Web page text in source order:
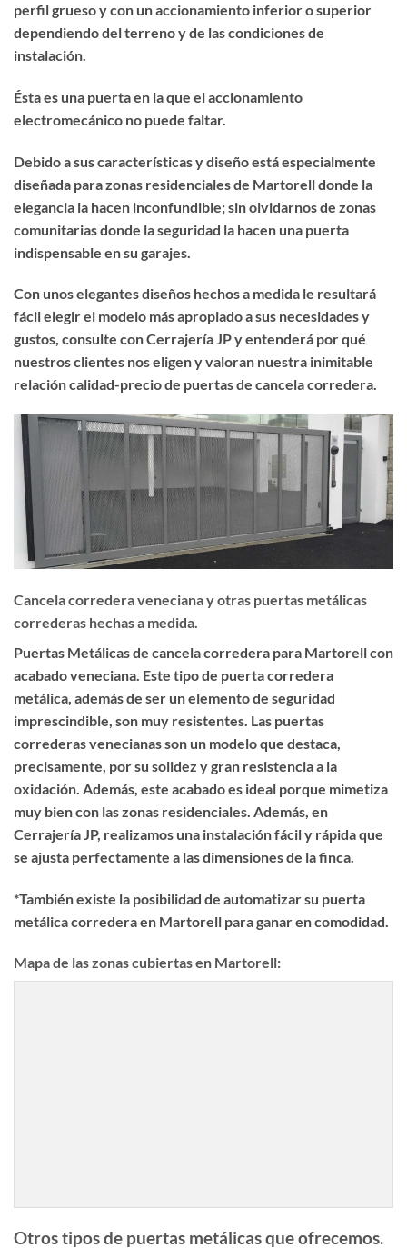
perfil grueso y con un accionamiento inferior o superior
dependiendo del terreno y de las condiciones de
instalación.
Ésta es una puerta en la que el accionamiento
electromecánico no puede faltar.
Debido a sus características y diseño está especialmente
diseñada para zonas residenciales de Martorell donde la
elegancia la hacen inconfundible; sin olvidarnos de zonas
comunitarias donde la seguridad la hacen una puerta
indispensable en su garajes.
Con unos elegantes diseños hechos a medida le resultará
fácil elegir el modelo más apropiado a sus necesidades y
gustos, consulte con Cerrajería JP y entenderá por qué
nuestros clientes nos eligen y valoran nuestra inimitable
relación calidad-precio de puertas de cancela corredera.
Cancela corredera veneciana y otras puertas metálicas
correderas hechas a medida.
Puertas Metálicas de cancela corredera para Martorell con
acabado veneciana. Este tipo de puerta corredera
metálica, además de ser un elemento de seguridad
imprescindible, son muy resistentes. Las puertas
correderas venecianas son un modelo que destaca,
precisamente, por su solidez y gran resistencia a la
oxidación. Además, este acabado es ideal porque mimetiza
muy bien con las zonas residenciales. Además, en
Cerrajería JP, realizamos una instalación fácil y rápida que
se ajusta perfectamente a las dimensiones de la finca.
*También existe la posibilidad de automatizar su puerta
metálica corredera en Martorell para ganar en comodidad.
Mapa de las zonas cubiertas en Martorell:
Otros tipos de puertas metálicas que ofrecemos.